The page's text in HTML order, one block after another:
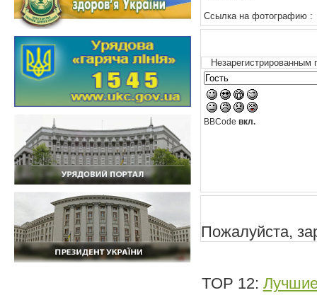
Ссылка на фотографию :
Незарегистрированным
BBCodeвкл.
Пожалуйста,
TOP 12: